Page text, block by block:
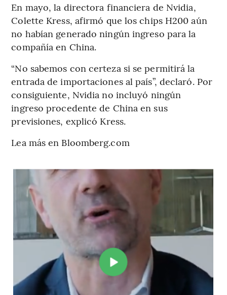
En mayo, la directora financiera de Nvidia,
Colette Kress, afirmó que los chips H200 aún
no habían generado ningún ingreso para la
compañía en China.
“No sabemos con certeza si se permitirá la
entrada de importaciones al país”, declaró. Por
consiguiente, Nvidia no incluyó ningún
ingreso procedente de China en sus
previsiones, explicó Kress.
Lea más en Bloomberg.com